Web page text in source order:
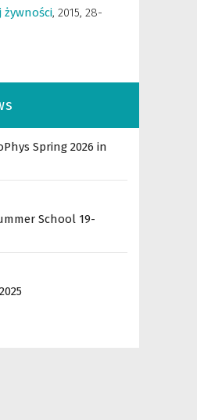
żywności, 2015, 28-
Spring 2026 in
School 19-